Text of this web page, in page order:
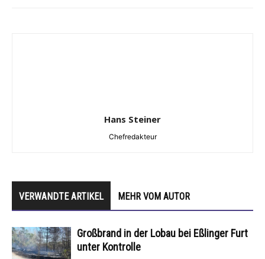
Hans Steiner
Chefredakteur
VERWANDTE ARTIKEL MEHR VOM AUTOR
Großbrand in der Lobau bei Eßlinger Furt
unter Kontrolle